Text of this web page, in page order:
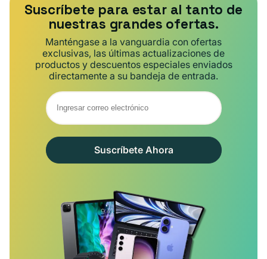
Suscríbete para estar al tanto de
nuestras grandes ofertas.
Manténgase a la vanguardia con ofertas
exclusivas, las últimas actualizaciones de
productos y descuentos especiales enviados
directamente a su bandeja de entrada.
Suscríbete Ahora